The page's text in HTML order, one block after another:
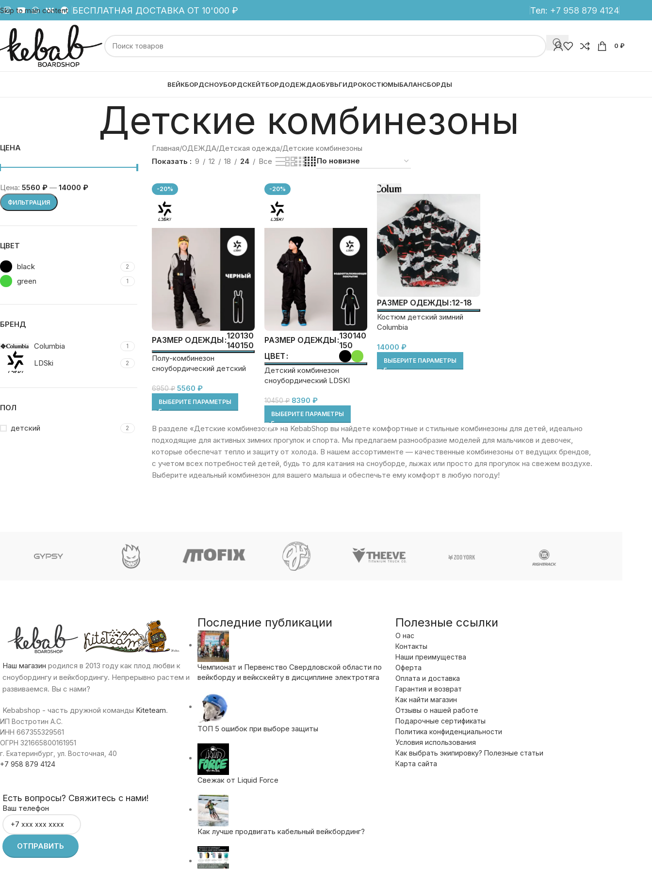
Skip to main content БЕСПЛАТНАЯ ДОСТАВКА ОТ 10'000 ₽ Тел: +7 958 879 4124
0 ₽
ВЕЙКБОРДСНОУБОРДСКЕЙТБОРДОДЕЖДАОБУВЬГИДРОКОСТЮМЫБАЛАНСБОРДЫ
Детские комбинезоны
ЦЕНА
ФИЛЬТРАЦИЯ
Цена: 5560 ₽ — 14000 ₽
ЦВЕТ
black 2
green 1
БРЕНД
Columbia 1
LDSki 2
ПОЛ
детский 2
Главная ОДЕЖДА Детская одежда Детские комбинезоны
Показать
9 12 18 24 Все
-20%
РАЗМЕР ОДЕЖДЫ 120130
140150
Полу-комбинезон
сноубордический детский
6950₽ 5560 ₽
ВЫБЕРИТЕ ПАРАМЕТРЫ
-20%
РАЗМЕР ОДЕЖДЫ 130140
150
ЦВЕТ
Детский комбинезон
сноубордический LDSKI
10450₽ 8390₽
ВЫБЕРИТЕ ПАРАМЕТРЫ
РАЗМЕР ОДЕЖДЫ 12-18
Костюм детский зимний
Columbia
14000₽
ВЫБЕРИТЕ ПАРАМЕТРЫ
В разделе «Детские комбинезоны» на KebabShop вы найдете комфортные и стильные комбинезоны для детей, идеально
подходящие для активных зимних прогулок и спорта. Мы предлагаем разнообразие моделей для мальчиков и девочек,
которые обеспечат тепло и защиту от холода. В нашем ассортименте — качественные комбинезоны от ведущих брендов,
с учетом всех потребностей детей, будь то для катания на сноуборде, лыжах или просто для прогулок на свежем воздухе.
Выберите идеальный комбинезон для вашего малыша и обеспечьте ему комфорт в любую погоду!
Наш магазин родился в 2013 году как плод любви к
сноубордингу и вейкбордингу. Непрерывно растем и
развиваемся. Вы с нами?
Kebabshop - часть дружной команды Kiteteam.
ИП Востротин А.С.
ИНН 667355329561
ОГРН 321665800161951
г. Екатеринбург, ул. Восточная, 40
+7 958 879 4124
Есть вопросы? Свяжитесь с нами!
Ваш телефон
Последние публикации
Чемпионат и Первенство Свердловской области по
вейкборду и вейкскейту в дисциплине электротяга
ТОП 5 ошибок при выборе защиты
Свежак от Liquid Force
Как лучше продвигать кабельный вейкбординг?
Полезные ссылки
О нас
Контакты
Наши преимущества
Оферта
Оплата и доставка
Гарантия и возврат
Как найти магазин
Отзывы о нашей работе
Подарочные сертификаты
Политика конфиденциальности
Условия использования
Как выбрать экипировку? Полезные статьи
Карта сайта